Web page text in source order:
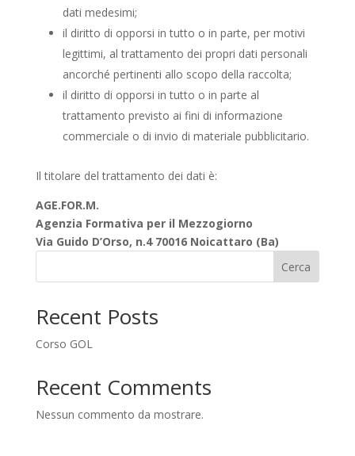
dati medesimi;
il diritto di opporsi in tutto o in parte, per motivi
legittimi, al trattamento dei propri dati personali
ancorché pertinenti allo scopo della raccolta;
il diritto di opporsi in tutto o in parte al
trattamento previsto ai fini di informazione
commerciale o di invio di materiale pubblicitario.
Il titolare del trattamento dei dati è:
AGE.FOR.M.
Agenzia Formativa per il Mezzogiorno
Via Guido D’Orso, n.4 70016 Noicattaro (Ba)
Cerca
Recent Posts
Corso GOL
Recent Comments
Nessun commento da mostrare.